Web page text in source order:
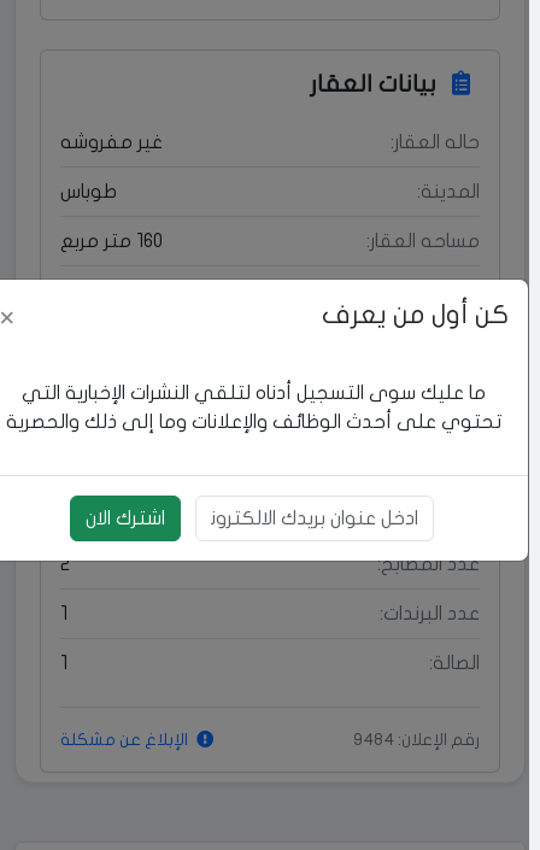
بيانات العقار
حاله العقار: غير مفروشه
المدينة: طوباس
مساحه العقار: 160 متر مربع
ماذا يوجد في العقار؟
عدد الحمامات:
عدد المطابخ: 2
عدد البرندات:
الصالة:
رقم الإعلان: 9484 الإبلاغ عن مشكلة
كن أول من يعرف ×
ما عليك سوى التسجيل أدناه لتلقي النشرات الإخبارية التي
تحتوي على أحدث الوظائف والإعلانات وما إلى ذلك والحصرية
بريد الالكتروني
اشترك الان